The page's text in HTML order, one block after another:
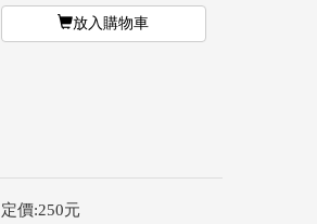
放入購物車
定價:250元